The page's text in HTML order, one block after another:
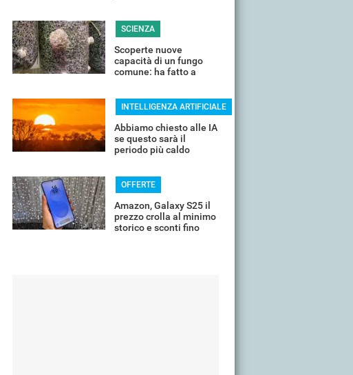
SCIENZA
Scoperte nuove
capacità di un fungo
comune: ha fatto a
INTELLIGENZA ARTIFICIALE
Abbiamo chiesto alle IA
se questo sarà il
periodo più caldo
OFFERTE
Amazon, Galaxy S25 il
prezzo crolla al minimo
storico e sconti fino